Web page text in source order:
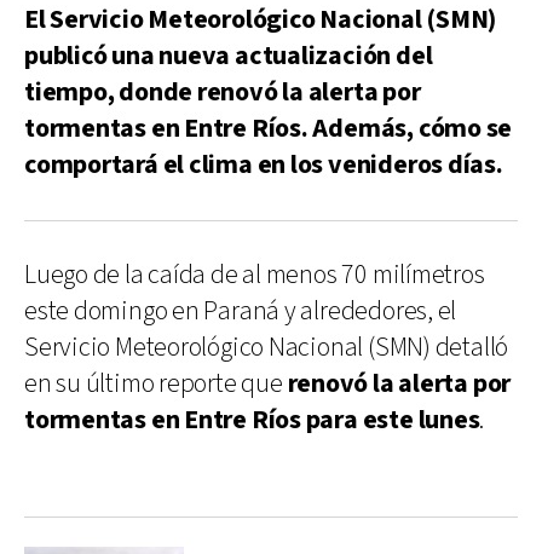
El Servicio Meteorológico Nacional (SMN)
publicó una nueva actualización del
tiempo, donde renovó la alerta por
tormentas en Entre Ríos. Además, cómo se
comportará el clima en los venideros días.
Luego de la caída de al menos 70 milímetros
este domingo en Paraná y alrededores, el
Servicio Meteorológico Nacional (SMN) detalló
en su último reporte que renovó la alerta por
tormentas en Entre Ríos para este lunes.